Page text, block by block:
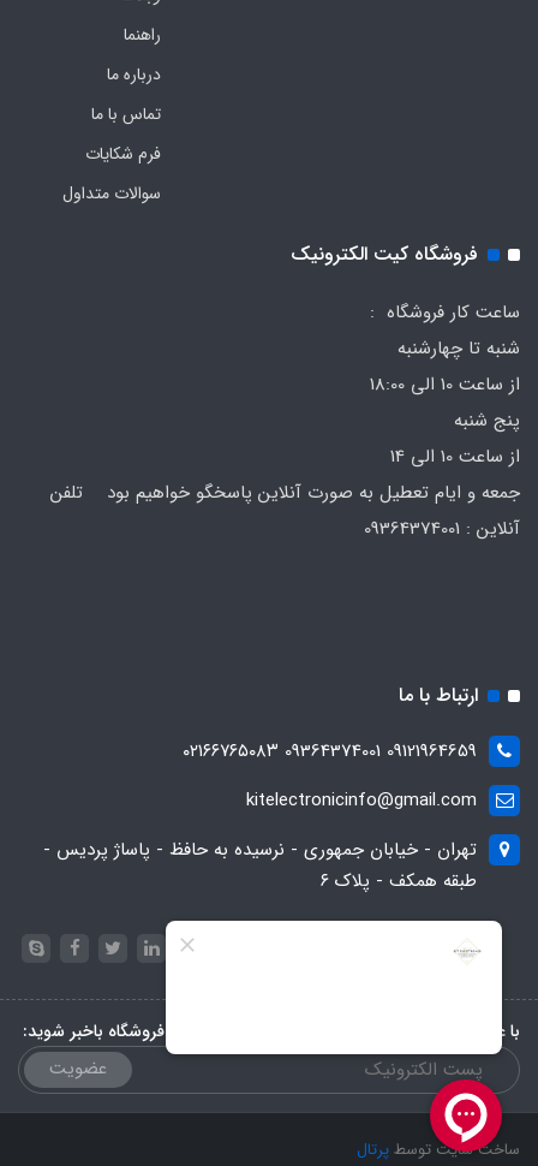
راهنما
درباره ما
تماس با ما
فرم‌ شکایات
سوالات متداول
فروشگاه کیت الکترونیک
ساعت کار فروشگاه :
شنبه تا چهارشنبه
از ساعت 10 الی 18:00
پنج شنبه
از ساعت 10 الی 14
جمعه و ایام تعطیل به صورت آنلاین پاسخگو خواهیم بود تلفن
ارتباط با ما
09121964659 09364374001 ۰۲۱۶۶۷۶۵۰۸۳
kitelectronicinfo@gmail.com
تهران - خیابان جمهوری - نرسیده به حافظ - پاساژ پردیس -
طبقه همکف - پلاک ۶
با عضویت در خبرنامه، از تخفیف‌ها و جدیدترین‌های فروشگاه باخبر شوید:
عضویت
ساخت سایت توسطپرتال